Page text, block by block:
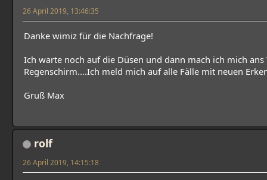
26 April 2019, 13:46:35
Danke wimiz für die Nachfrage!
Ich warte noch auf die Düsen und dann mach ich mich
Regenschirm....Ich meld mich auf alle Fälle mit neuen
Gruß Max
rolf
26 April 2019, 14:15:18